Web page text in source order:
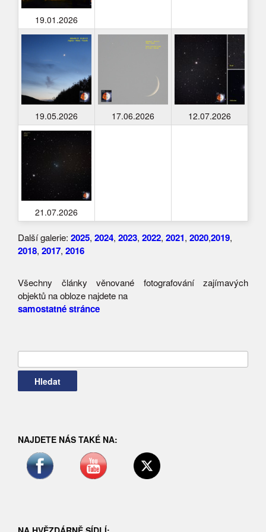
19.01.2026
19.05.2026 17.06.2026 12.07.2026
21.07.2026
Další galerie: 2025, 2024, 2023, 2022, 2021, 2020,2019,
2018, 2017, 2016
Všechny články věnované fotografování zajímavých
objektů na obloze najdete na
samostatné stránce
NAJDETE NÁS TAKÉ NA: